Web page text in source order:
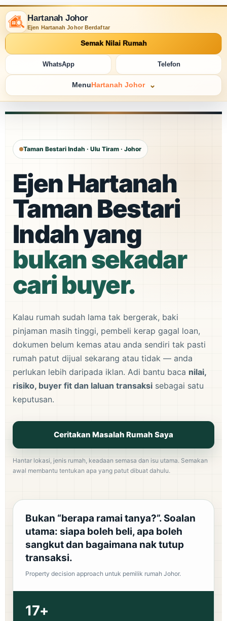
Hartanah Johor
Ejen Hartanah Johor Berdaftar
Semak Nilai Rumah
WhatsApp Telefon
Menu Hartanah Johor
Taman Bestari Indah · Ulu Tiram · Johor
Ejen Hartanah
Taman Bestari
Indah yang
bukan sekadar
cari buyer.
Kalau rumah sudah lama tak bergerak, baki
pinjaman masih tinggi, pembeli kerap gagal loan,
dokumen belum kemas atau anda sendiri tak pasti
rumah patut dijual sekarang atau tidak — anda
perlukan lebih daripada iklan. Adi bantu baca nilai,
risiko, buyer fit dan laluan transaksi sebagai satu
keputusan.
Ceritakan Masalah Rumah Saya
Hantar lokasi, jenis rumah, keadaan semasa dan isu utama. Semakan
awal membantu tentukan apa yang patut dibuat dahulu.
Bukan “berapa ramai tanya?”. Soalan
utama: siapa boleh beli, apa boleh
sangkut dan bagaimana nak tutup
transaksi.
Property decision approach untuk pemilik rumah Johor.
17+